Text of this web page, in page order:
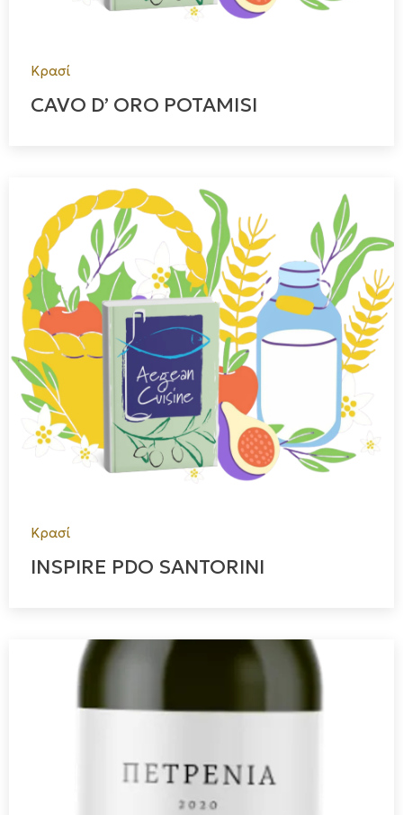
Κρασί
CAVO D’ ORO POTAMISI
Κρασί
INSPIRE PDO SANTORINI